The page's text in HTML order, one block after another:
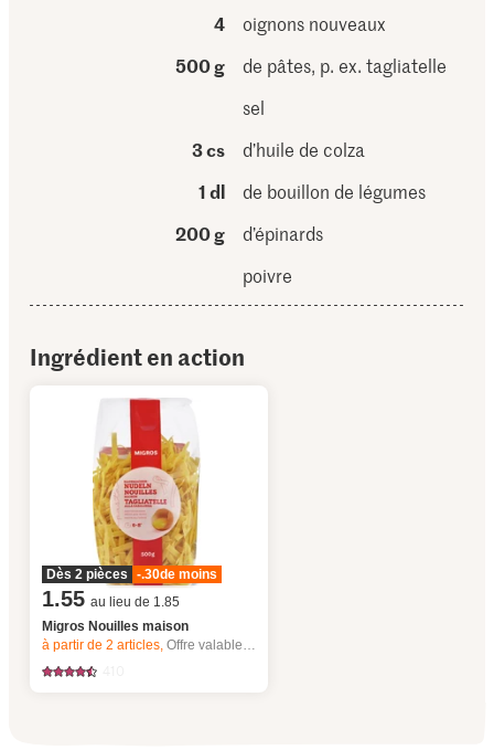
4
oignons nouveaux
500 g
de pâtes, p. ex. tagliatelle
sel
3 cs
d’huile de colza
1 dl
de bouillon de légumes
200 g
d’épinards
poivre
Ingrédient en action
Dès 2 pièces -.30de moins
1.55 au lieu de 1.85
Migros Nouilles maison
à partir de 2articles,Offre valable du 6.8 au 12.8.2026, jusqu’à épuisement du stock.